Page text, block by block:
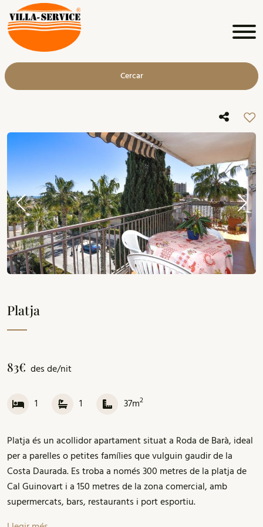
Cercar
Platja
1 1 37m2
Platja és un acollidor apartament situat a Roda de Barà, ideal
per a parelles o petites famílies que vulguin gaudir de la
Costa Daurada. Es troba a només 300 metres de la platja de
Cal Guinovart i a 150 metres de la zona comercial, amb
supermercats, bars, restaurants i port esportiu.
83€ des de/nit